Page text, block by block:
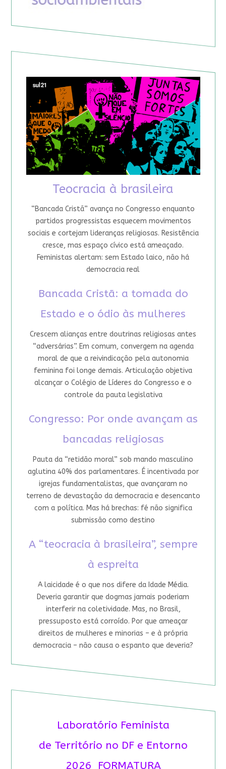
Teocracia à brasileira
“Bancada Cristã” avança no Congresso enquanto
partidos progressistas esquecem movimentos
sociais e cortejam lideranças religiosas. Resistência
cresce, mas espaço cívico está ameaçado.
Feministas alertam: sem Estado laico, não há
democracia real
Bancada Cristã: a tomada do
Estado e o ódio às mulheres
Crescem alianças entre doutrinas religiosas antes
“adversárias”. Em comum, convergem na agenda
moral de que a reivindicação pela autonomia
feminina foi longe demais. Articulação objetiva
alcançar o Colégio de Líderes do Congresso e o
controle da pauta legislativa
Congresso: Por onde avançam as
bancadas religiosas
Pauta da “retidão moral” sob mando masculino
aglutina 40% dos parlamentares. É incentivada por
igrejas fundamentalistas, que avançaram no
terreno de devastação da democracia e desencanto
com a política. Mas há brechas: fé não significa
submissão como destino
A “teocracia à brasileira”, sempre
à espreita
A laicidade é o que nos difere da Idade Média.
Deveria garantir que dogmas jamais poderiam
interferir na coletividade. Mas, no Brasil,
pressuposto está corroído. Por que ameaçar
direitos de mulheres e minorias – e à própria
democracia – não causa o espanto que deveria?
Laboratório Feminista
de Território no DF e Entorno
2026 FORMATURA